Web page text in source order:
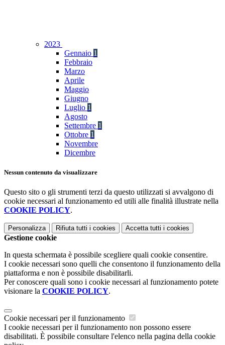
2023
Gennaio 1
Febbraio
Marzo
Aprile
Maggio
Giugno
Luglio 1
Agosto
Settembre 1
Ottobre 1
Novembre
Dicembre
Nessun contenuto da visualizzare
Questo sito o gli strumenti terzi da questo utilizzati si avvalgono di
cookie necessari al funzionamento ed utili alle finalità illustrate nella
COOKIE POLICY.
Personalizza Rifiuta tutti i cookies Accetta tutti i cookies
Gestione cookie
In questa schermata è possibile scegliere quali cookie consentire.
I cookie necessari sono quelli che consentono il funzionamento della
piattaforma e non è possibile disabilitarli.
Per conoscere quali sono i cookie necessari al funzionamento potete
visionare la COOKIE POLICY.
Cookie necessari per il funzionamento
I cookie necessari per il funzionamento non possono essere
disabilitati. È possibile consultare l'elenco nella pagina della cookie